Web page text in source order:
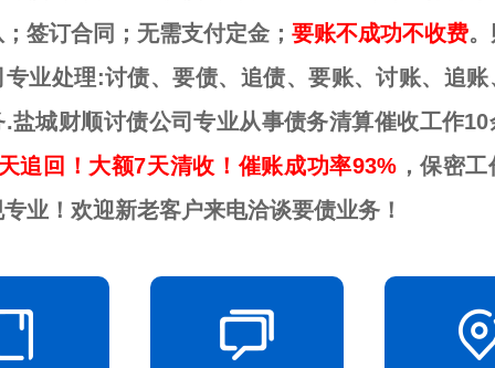
签订合同；无需支付定金； 要账不成功不收费
专业处理:讨债、要债、追债、要账、讨账、追账
.盐城财顺讨债公司专业从事债务清算催收工作10
追回！大额7天清收！催账成功率93%，保密工
业！欢迎新老客户来电洽谈要债业务！